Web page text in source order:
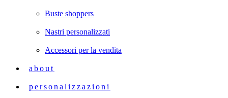
Buste shoppers
Nastri personalizzati
Accessori per la vendita
about
personalizzazioni